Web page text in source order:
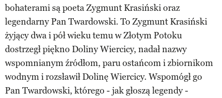
bohaterami są poeta Zygmunt Krasiński oraz
legendarny Pan Twardowski. To Zygmunt Krasiński
żyjący dwa i pół wieku temu w Złotym Potoku
dostrzegł piękno Doliny Wiercicy, nadał nazwy
wspomnianym źródłom, paru ostańcom i zbiornikom
wodnym i rozsławił Dolinę Wiercicy. Wspomógł go
Pan Twardowski, którego - jak głoszą legendy -